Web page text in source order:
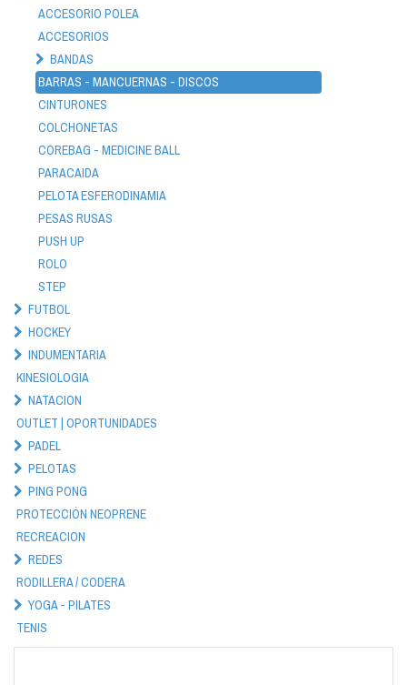
ACCESORIO POLEA
ACCESORIOS
BANDAS
BARRAS - MANCUERNAS - DISCOS
CINTURONES
COLCHONETAS
COREBAG - MEDICINE BALL
PARACAIDA
PELOTA ESFERODINAMIA
PESAS RUSAS
PUSH UP
ROLO
STEP
FUTBOL
HOCKEY
INDUMENTARIA
KINESIOLOGIA
NATACION
OUTLET | OPORTUNIDADES
PADEL
PELOTAS
PING PONG
PROTECCIÓN NEOPRENE
RECREACION
REDES
RODILLERA / CODERA
YOGA - PILATES
TENIS